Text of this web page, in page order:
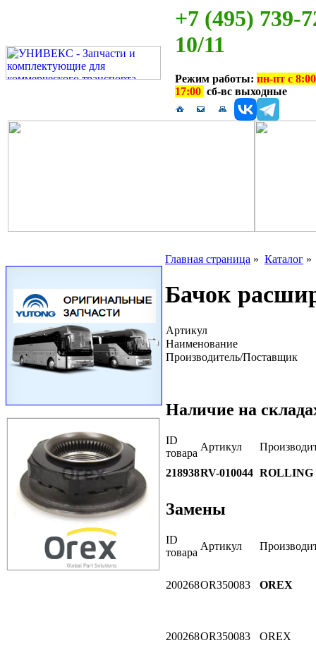
+7 (495) 739-
10/11
Режим работы: пн-пт с
17:00 сб-вс выходные
Главная страница » Каталог
Бачок
Артикул
Наименование
Производитель/Поставщик
Наличие на
ID
товара
Артикул
218938RV-010044 ROLLING
Замены
ID
товара
Артикул
200268OR350083 OREX
200268OR350083 OREX